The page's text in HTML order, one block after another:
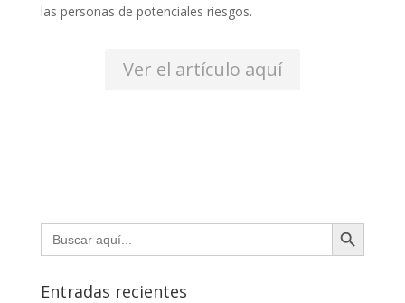
las personas de potenciales riesgos.
Ver el artículo aquí
Buscar: Botón de búsqueda
Entradas recientes